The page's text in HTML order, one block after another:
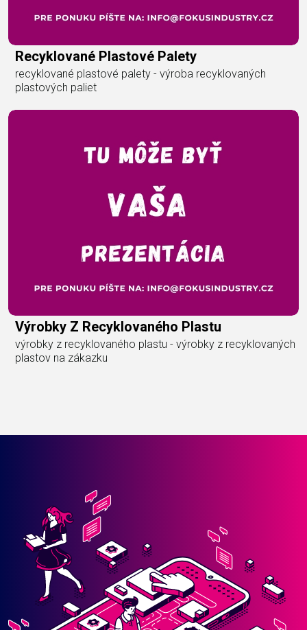
Recyklované Plastové Palety
recyklované plastové palety - výroba recyklovaných
plastových paliet
Výrobky Z Recyklovaného Plastu
výrobky z recyklovaného plastu - výrobky z recyklovaných
plastov na zákazku